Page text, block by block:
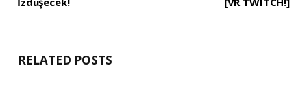
RELATED POSTS